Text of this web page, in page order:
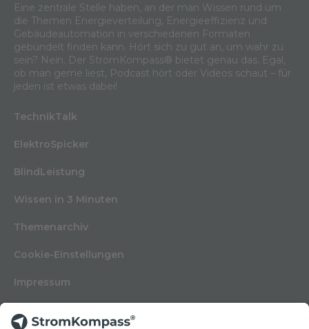
Eine zentrale Stelle haben, an der man Wissen rund um
die Themen Energieverteilung, Energieeffizienz und
Gebäudeautomation in verschiedenen Formaten
gebündelt finden kann. Hört sich zu gut an, um wahr zu
sein? Nein. Der StromKompass® bietet genau das. Egal,
ob man gerne liest, Podcast hört oder Videos schaut – für
jeden ist etwas dabei!
TechnikTalk
ElektroSpicker
BlindLeistung
Wissen in 3 Minuten
Themenarchiv
Cookie-Einstellungen
Impressum